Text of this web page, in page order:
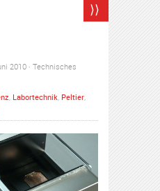
⟩⟩
2010 · Technisches
, Labortechnik, Peltier,